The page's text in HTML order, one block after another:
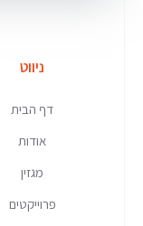
ניווט
דף הבית
אודות
מגזין
פרוייקטים